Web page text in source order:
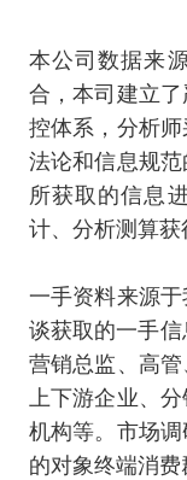
本公司数据来
合，本司建立
控体系，分析
法论和信息规
所获取的信息
计、分析测算获
一手资料来源
谈获取的一手信
营销总监、高
上下游企业、
机构等。市场
的对象终端消费